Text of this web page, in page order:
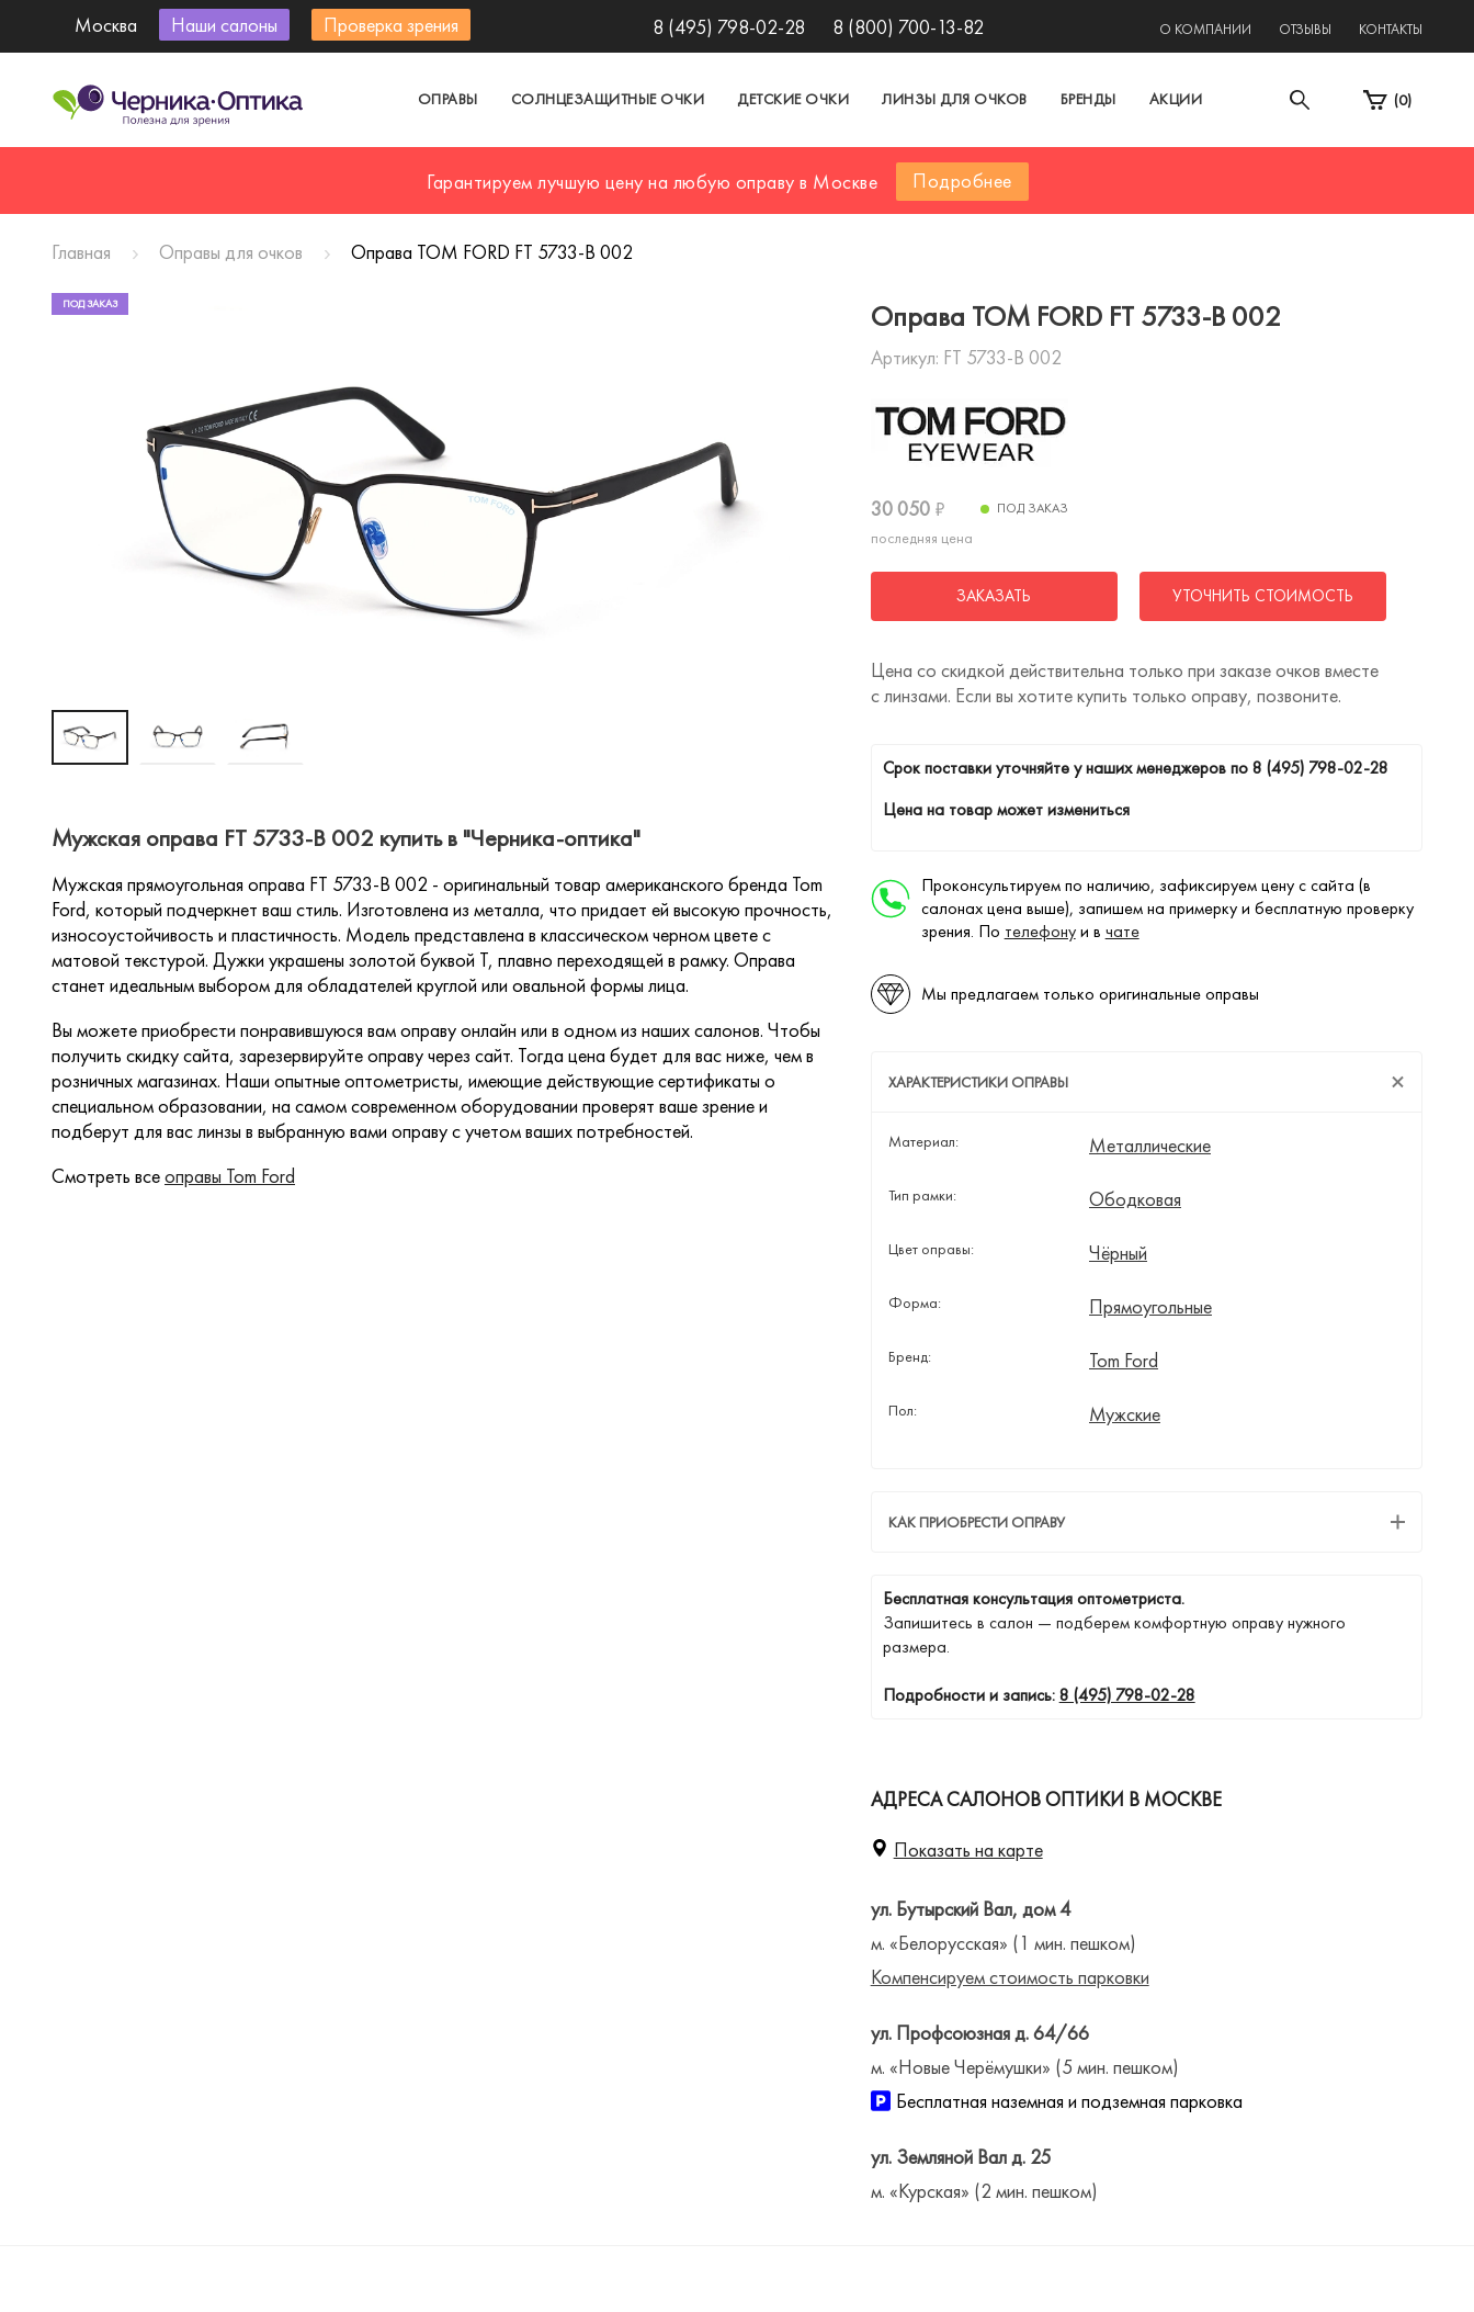
Москва Наши салоны Проверка зрения 8 (495) 798-02-28 8 (800) 700-13-82 О КОМПАНИИ ОТЗЫВЫ КОНТАКТЫ
ОПРАВЫ СОЛНЦЕЗАЩИТНЫЕ ОЧКИ ДЕТСКИЕ ОЧКИ ЛИНЗЫ ДЛЯ ОЧКОВ БРЕНДЫ АКЦИИ (0)
Гарантируем лучшую цену на любую оправу в Москве Подробнее
Главная Оправы для очков Оправа TOM FORD FT 5733-B 002
Оправа TOM FORD FT 5733-B 002
Артикул: FT 5733-B 002
30 050 ₽
последняя цена
ПОД ЗАКАЗ
ЗАКАЗАТЬ УТОЧНИТЬ СТОИМОСТЬ
Цена со скидкой действительна только при заказе очков вместе
с линзами. Если вы хотите купить только оправу, позвоните.
Cрок поставки уточняйте у наших менеджеров по8 (495) 798-02-28
Цена на товар может измениться
Проконсультируем по наличию, зафиксируем цену с сайта (в
салонах цена выше), запишем на примерку и бесплатную проверку
зрения. По телефонуи в чате
Мы предлагаем только оригинальные оправы
ХАРАКТЕРИСТИКИ ОПРАВЫ
Материал: Металлические
Тип рамки: Ободковая
Цвет оправы: Чёрный
Форма: Прямоугольные
Бренд: Tom Ford
Пол: Мужские
КАК ПРИОБРЕСТИ ОПРАВУ
Бесплатная консультация оптометриста.
Запишитесь в салон — подберем комфортную оправу нужного
размера.
Подробности и запись:8 (495) 798-02-28
АДРЕСА САЛОНОВ ОПТИКИ В МОСКВЕ
Показать на карте
ул. Бутырский Вал, дом 4
м. «Белорусская» (1 мин. пешком)
Компенсируем стоимость парковки
ул. Профсоюзная д. 64/66
м. «Новые Черёмушки» (5 мин. пешком)
Бесплатная наземная и подземная парковка
ул. Земляной Вал д. 25
м. «Курская» (2 мин. пешком)
ПОД ЗАКАЗ
Мужская оправа FT 5733-B 002 купить в "Черника-оптика"
Мужская прямоугольная оправа FT 5733-B 002 - оригинальный товар американского бренда Tom
Ford, который подчеркнет ваш стиль. Изготовлена из металла, что придает ей высокую прочность,
износоустойчивость и пластичность. Модель представлена в классическом черном цвете с
матовой текстурой. Дужки украшены золотой буквой Т, плавно переходящей в рамку. Оправа
станет идеальным выбором для обладателей круглой или овальной формы лица.
Вы можете приобрести понравившуюся вам оправу онлайн или в одном из наших салонов. Чтобы
получить скидку сайта, зарезервируйте оправу через сайт. Тогда цена будет для вас ниже, чем в
розничных магазинах. Наши опытные оптометристы, имеющие действующие сертификаты о
специальном образовании, на самом современном оборудовании проверят ваше зрение и
подберут для вас линзы в выбранную вами оправу с учетом ваших потребностей.
Смотреть всеоправы Tom Ford